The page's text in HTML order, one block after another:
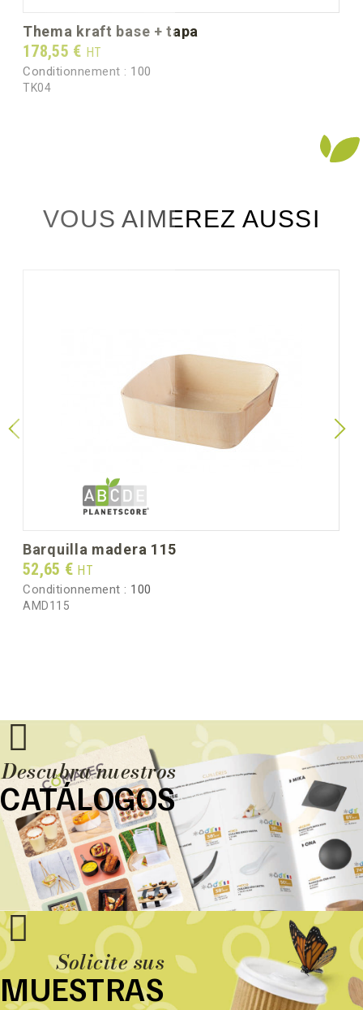
15.0
Peso bruto por caja (kg)
thema kraft base + tapa
Prix
178,55 € HT
Conditionnement : 100
TK04
VOUS AIMEREZ AUSSI
barquilla madera 115
Prix
52,65 € HT
Conditionnement : 100
AMD115
Descubra nuestros
CATÁLOGOS
Solicite sus
MUESTRAS